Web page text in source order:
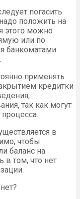
погасить
положить на
этого можно
или по
банкоматами
применять
кредитки
так как могут
в
чтобы
баланс на
в том, что нет